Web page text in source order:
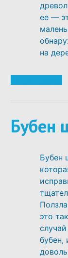
ее —
на
Бубен
Бубен
это
бубен,